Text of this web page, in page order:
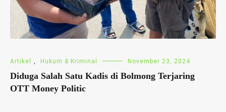
Artikel , Hukum & Kriminal November 23, 2024
Diduga Salah Satu Kadis di Bolmong Terjaring
OTT Money Politic